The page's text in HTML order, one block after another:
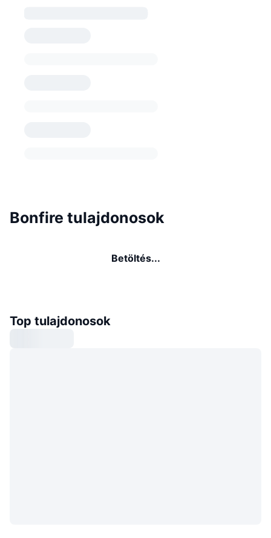
Bonfire tulajdonosok
Betöltés...
Top tulajdonosok